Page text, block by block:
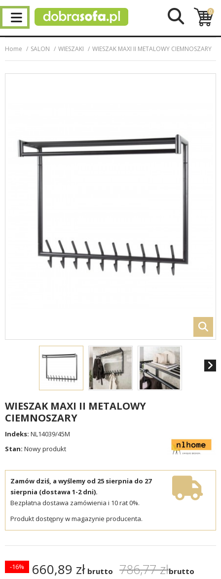
0
Home SALON WIESZAKI WIESZAK MAXI II METALOWY CIEMNOSZARY
WIESZAK MAXI II METALOWY
CIEMNOSZARY
Indeks: NL14039/45M
Stan: Nowy produkt
Zamów dziś, a wyślemy od 25 sierpnia do 27
sierpnia (dostawa 1-2 dni).
Bezpłatna dostawa zamówienia i 10 rat 0%.
Produkt dostępny w magazynie producenta.
660,89 zł brutto 786,77 złbrutto
-16%